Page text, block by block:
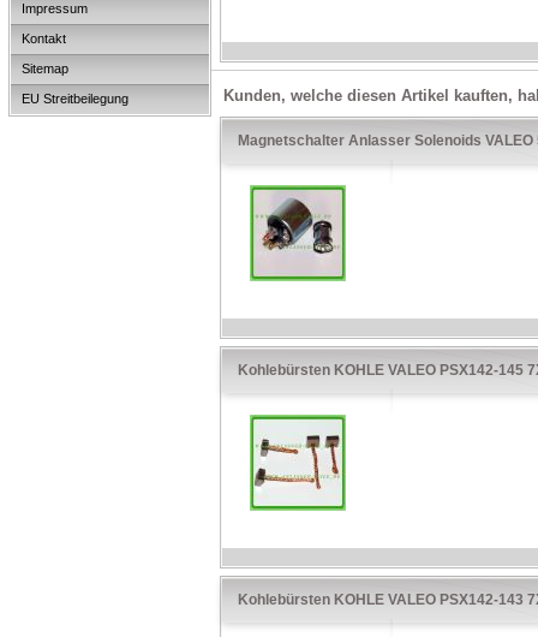
Impressum
Kontakt
Sitemap
EU Streitbeilegung Kunden, welche diesen Artikel kauften,
Magnetschalter Anlasser Solenoids VALEO
Kohlebürsten KOHLE VALEO PSX142-145
Kohlebürsten KOHLE VALEO PSX142-143